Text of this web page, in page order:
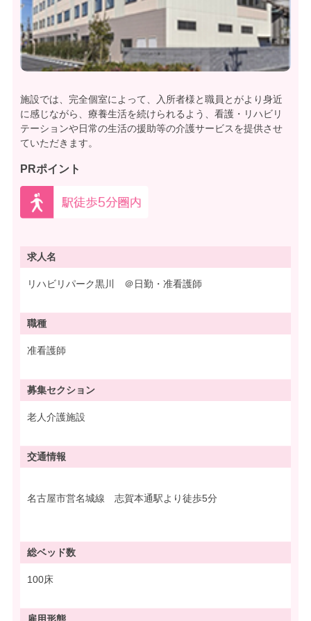
施設では、完全個室によって、入所者様と職員とがより身近
に感じながら、療養生活を続けられるよう、看護・リハビリ
テーションや日常の生活の援助等の介護サービスを提供させ
ていただきます。
PRポイント
求人名
リハビリパーク黒川 ＠日勤・准看護師
職種
准看護師
募集セクション
老人介護施設
交通情報
名古屋市営名城線 志賀本通駅より徒歩5分
総ベッド数
100床
雇用形態